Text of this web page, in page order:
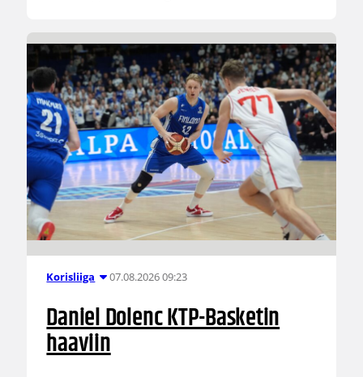
Korisliiga 07.08.2026 09:23
Daniel Dolenc KTP-Basketin
haaviin